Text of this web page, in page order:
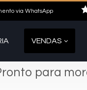
via WhatsApp
VENDAS
para